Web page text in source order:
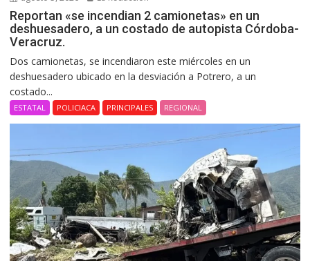
Reportan «se incendian 2 camionetas» en un
deshuesadero, a un costado de autopista Córdoba-
Veracruz.
Dos camionetas, se incendiaron este miércoles en un
deshuesadero ubicado en la desviación a Potrero, a un
costado...
ESTATAL POLICIACA PRINCIPALES REGIONAL